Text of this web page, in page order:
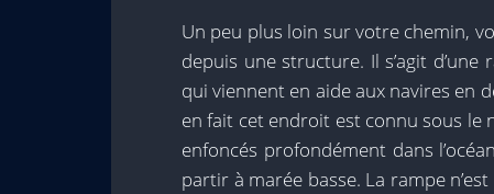
Un peu plus loin sur votre chemin,
depuis une structure. Il s’agit
qui viennent en aide aux navires en
en fait cet endroit est connu sous le
enfoncés profondément dans
partir à marée basse. La rampe